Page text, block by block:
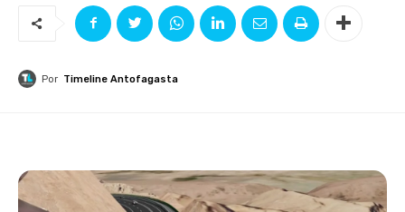
Por Timeline Antofagasta